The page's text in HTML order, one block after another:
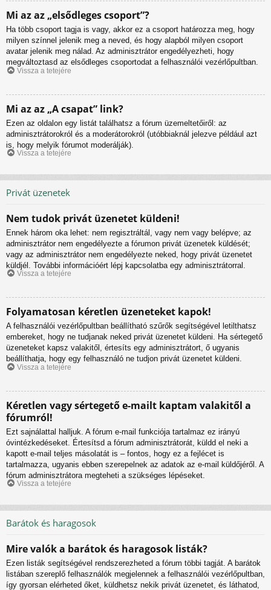
Mi az az „elsődleges csoport”?
Ha több csoport tagja is vagy, akkor ez a csoport határozza meg, hogy
milyen színnel jelenik meg a neved, és hogy alapból milyen csoport
avatar jelenik meg nálad. Az adminisztrátor engedélyezheti, hogy
megváltoztasd az elsődleges csoportodat a felhasználói vezérlőpultban.
Vissza a tetejére
Mi az az „A csapat” link?
Ezen az oldalon egy listát találhatsz a fórum üzemeltetőiről: az
adminisztrátorokról és a moderátorokról (utóbbiaknál jelezve például azt
is, hogy melyik fórumot moderálják).
Vissza a tetejére
Privát üzenetek
Nem tudok privát üzenetet küldeni!
Ennek három oka lehet: nem regisztráltál, vagy nem vagy belépve; az
adminisztrátor nem engedélyezte a fórumon privát üzenetek küldését;
vagy az adminisztrátor nem engedélyezte neked, hogy privát üzenetet
küldjél. További információért lépj kapcsolatba egy adminisztrátorral.
Vissza a tetejére
Folyamatosan kéretlen üzeneteket kapok!
A felhasználói vezérlőpultban beállítható szűrők segítségével letilthatsz
embereket, hogy ne tudjanak neked privát üzenetet küldeni. Ha sértegető
üzeneteket kapsz valakitől, értesíts egy adminisztrátort, ő ugyanis
beállíthatja, hogy egy felhasználó ne tudjon privát üzenetet küldeni.
Vissza a tetejére
Kéretlen vagy sértegető e-mailt kaptam valakitől a
fórumról!
Ezt sajnálattal halljuk. A fórum e-mail funkciója tartalmaz ez irányú
óvintézkedéseket. Értesítsd a fórum adminisztrátorát, küldd el neki a
kapott e-mail teljes másolatát is – fontos, hogy ez a fejlécet is
tartalmazza, ugyanis ebben szerepelnek az adatok az e-mail küldőjéről. A
fórum adminisztrátora megteheti a szükséges lépéseket.
Vissza a tetejére
Barátok és haragosok
Mire valók a barátok és haragosok listák?
Ezen listák segítségével rendszerezheted a fórum többi tagját. A barátok
listában szereplő felhasználók megjelennek a felhasználói vezérlőpultban,
így gyorsan elérheted őket, küldhetsz nekik privát üzenetet, és láthatod,